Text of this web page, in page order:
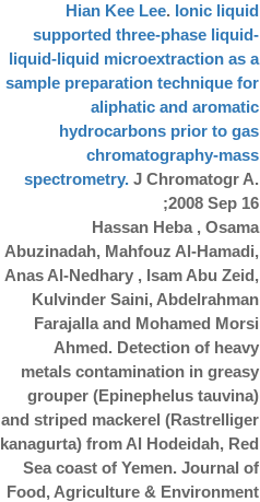
Hian Kee Lee. Ionic liquid
supported three-phase liquid-
liquid-liquid microextraction as a
sample preparation technique for
aliphatic and aromatic
hydrocarbons prior to gas
chromatography-mass
spectrometry. J Chromatogr A.
2008 Sep 16;
Hassan Heba , Osama
Abuzinadah, Mahfouz Al-Hamadi,
Anas Al-Nedhary , Isam Abu Zeid,
Kulvinder Saini, Abdelrahman
Farajalla and Mohamed Morsi
Ahmed. Detection of heavy
metals contamination in greasy
grouper (Epinephelus tauvina)
and striped mackerel (Rastrelliger
kanagurta) from Al Hodeidah, Red
Sea coast of Yemen. Journal of
Food, Agriculture & Environment